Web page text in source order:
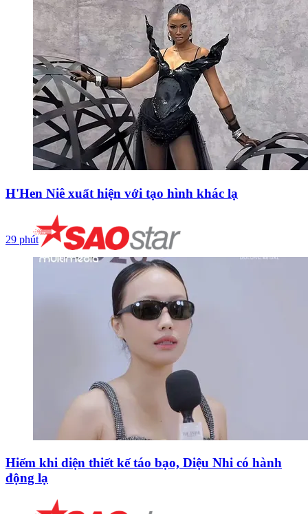
H'Hen Niê xuất hiện với tạo hình khác lạ
29 phút
Hiếm khi diện thiết kế táo bạo, Diệu Nhi có hành
động lạ